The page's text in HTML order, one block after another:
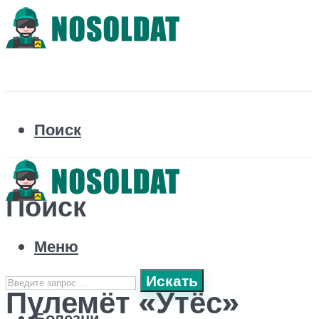
Поиск
Поиск
Искать
Меню
Пулемёт «Утёс»